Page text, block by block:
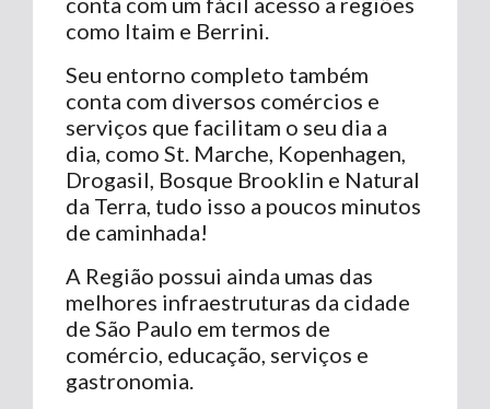
como Itaim e Berrini.
Seu entorno completo também
conta com diversos comércios e
serviços que facilitam o seu dia a
dia, como St. Marche, Kopenhagen,
Drogasil, Bosque Brooklin e Natural
da Terra, tudo isso a poucos minutos
de caminhada!
A Região possui ainda umas das
melhores infraestruturas da cidade
de São Paulo em termos de
comércio, educação, serviços e
gastronomia.